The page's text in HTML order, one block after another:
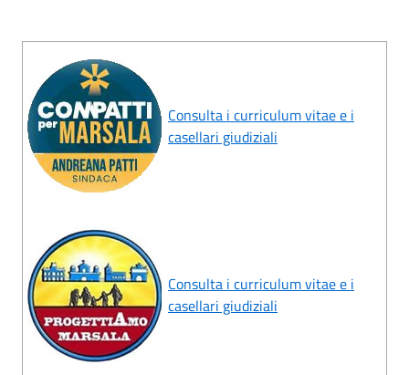
Consulta i curriculum vitae e i
casellari giudiziali
Consulta i curriculum vitae e i
casellari giudiziali